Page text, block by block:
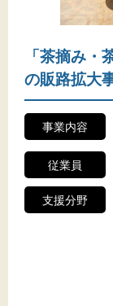
「茶摘み
の販路拡大
事業内容
従業員
支援分野